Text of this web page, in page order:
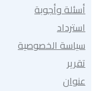
أسئلة وأجوبة
استرداد
سياسة الخصوصية
تقرير
عنوان